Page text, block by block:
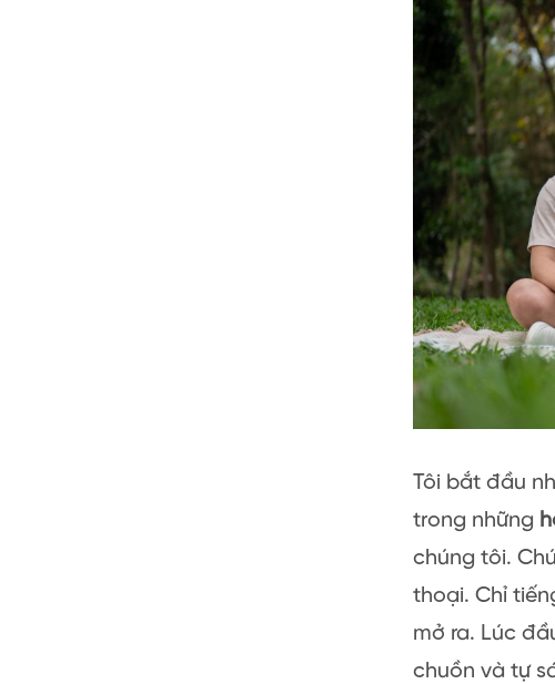
Tôi bắt đầu
trong những
chúng tôi.
thoại. Chỉ
mở ra. Lúc
chuồn và tự